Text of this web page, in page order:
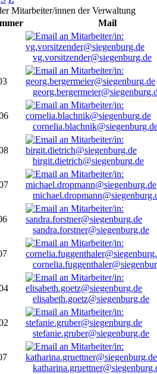
Mitarbeiter/innen der Verwaltung
Mail
vg.vorsitzender@siegenburg.de
birgit.dietrich@siegenburg.de
sandra.forstner@siegenburg.de
elisabeth.goetz@siegenburg.de
stefanie.gruber@siegenburg.de